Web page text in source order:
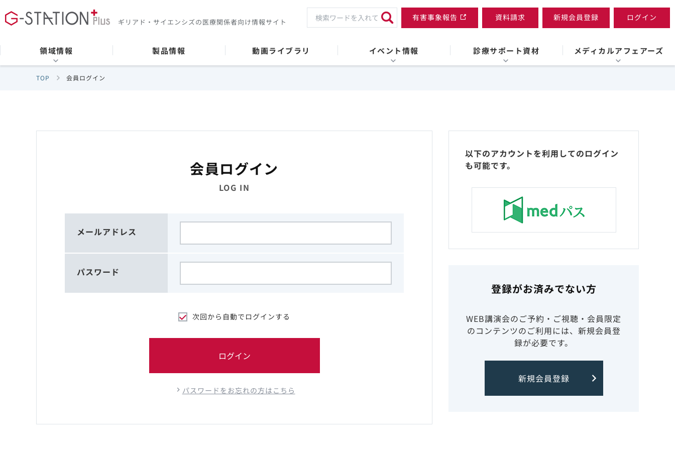
ギリアド・サイエンシズの医療関係者向け情報サイト 有害事象報告 資料請求 新規会員登録 ログイン
領域情報 製品情報 動画ライブラリ イベント情報 診療サポート資材 メディカルアフェアーズ
TOP 会員ログイン
会員ログイン
LOG IN
メールアドレス
パスワード
次回から自動でログインする
ログイン
パスワードをお忘れの方はこちら
以下のアカウントを利用してのログイン
も可能です。
登録がお済みでない方
WEB講演会のご予約・ご視聴・会員限定
のコンテンツのご利用には、新規会員登
録が必要です。
新規会員登録